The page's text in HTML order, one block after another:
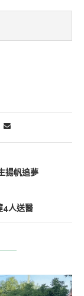
揚帆追夢
4人送醫